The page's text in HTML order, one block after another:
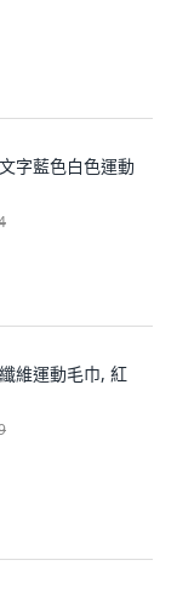
字藍色白色運動
維運動毛巾, 紅